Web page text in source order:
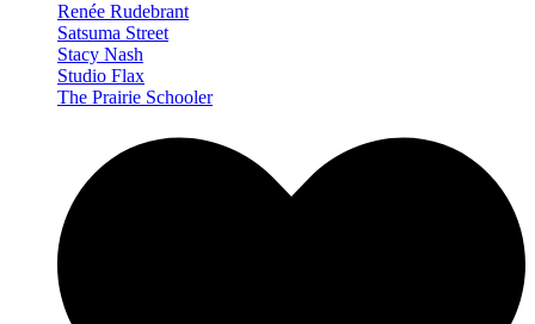
Renée Rudebrant
Satsuma Street
Stacy Nash
Studio Flax
The Prairie Schooler